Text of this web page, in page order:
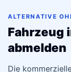
ALTERNATIVE
Fahrzeug
abmelden
Die